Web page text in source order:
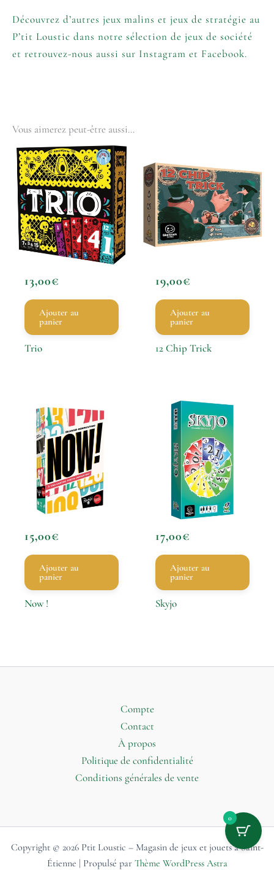
Découvrez d’autres jeux malins et jeux de stratégie au
P’tit Loustic dans notre sélection de jeux de société
et retrouvez-nous aussi sur Instagram et Facebook.
Vous aimerez peut-être aussi…
13,00€
Ajouter au
panier
Trio
19,00€
Ajouter au
panier
12 Chip Trick
15,00€
Ajouter au
panier
Now !
17,00€
Ajouter au
panier
Skyjo
Compte
Contact
À propos
Politique de confidentialité
Conditions générales de vente
Copyright © 2026 Ptit Loustic – Magasin de jeux et jouets à Saint-
Étienne | Propulsé par Thème WordPress Astra
0